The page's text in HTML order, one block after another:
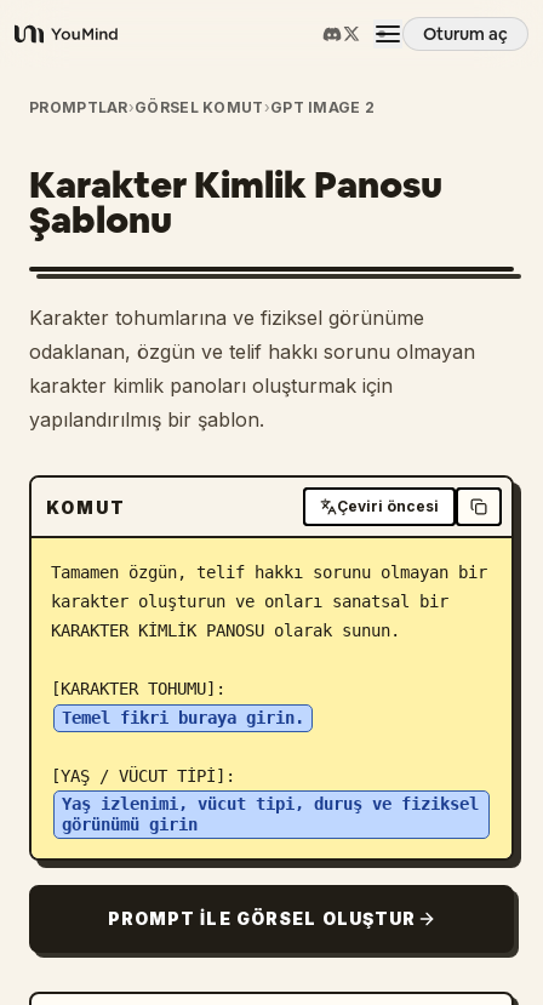
YouMind
Oturum aç
Genel Bakış
Kullanım Senaryoları
Beceriler
İstemler
Fiyatlandırma
İndir
Blog
PROMPTLAR›GÖRSEL KOMUT ›GPT IMAGE 2
Karakter Kimlik Panosu
Şablonu
Karakter tohumlarına ve fiziksel görünüme
odaklanan, özgün ve telif hakkı sorunu olmayan
karakter kimlik panoları oluşturmak için
yapılandırılmış bir şablon.
KOMUT Çeviri öncesi
Tamamen özgün, telif hakkı sorunu olmayan bir
karakter oluşturun ve onları sanatsal bir
KARAKTER KİMLİK PANOSU olarak sunun.
Temel fikri buraya girin.
Yaş izlenimi, vücut tipi, duruş ve fiziksel
görünümü girin
PROMPT ILE GÖRSEL OLUŞTUR